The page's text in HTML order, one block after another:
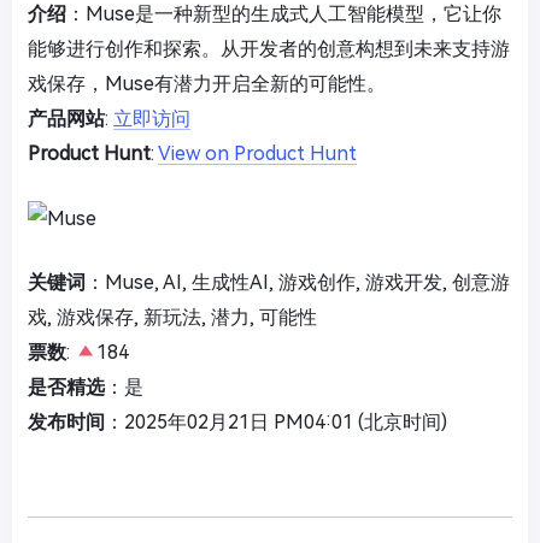
介绍 ：Muse是一种新型的生成式人工智能模型，它让你
能够进行创作和探索。从开发者的创意构想到未来支持游
戏保存，Muse有潜力开启全新的可能性。
产品网站: 立即访问
Product Hunt: View on Product Hunt
关键词 ：Muse, AI, 生成性AI, 游戏创作, 游戏开发, 创意游
戏, 游戏保存, 新玩法, 潜力, 可能性
票数:
184
是否精选：是
发布时间 ：2025年02月21日 PM04:01 (北京时间)